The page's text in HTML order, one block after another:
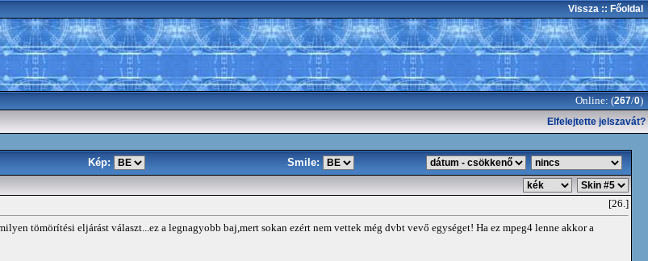
Vissza :: Főoldal
Online: (267/0)
Elfelejtette jelszavát?
Kép: Smile:
[26.]
tömörítési eljárást választ...ez a legnagyobb baj,mert sokan ezért nem vettek még dvbt vevő egységet! Ha ez mpeg4 lenne akkor a